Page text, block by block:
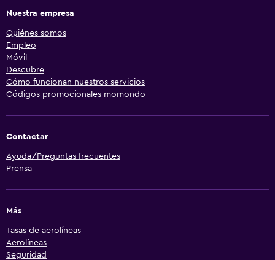
Nuestra empresa
Quiénes somos
Empleo
Móvil
Descubre
Cómo funcionan nuestros servicios
Códigos promocionales momondo
Contactar
Ayuda/Preguntas frecuentes
Prensa
Más
Tasas de aerolíneas
Aerolíneas
Seguridad